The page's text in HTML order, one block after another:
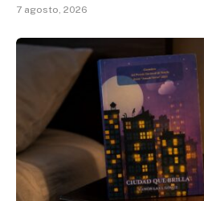
7 agosto, 2026